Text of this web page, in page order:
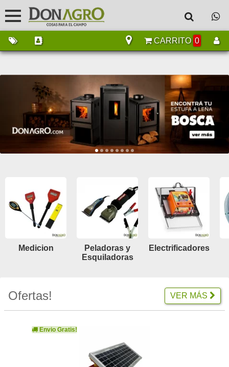
CARRITO 0
Medicion
Peladoras y
Esquiladoras
Electrificadores
Ofertas! VER MÁS
Envio Gratis!